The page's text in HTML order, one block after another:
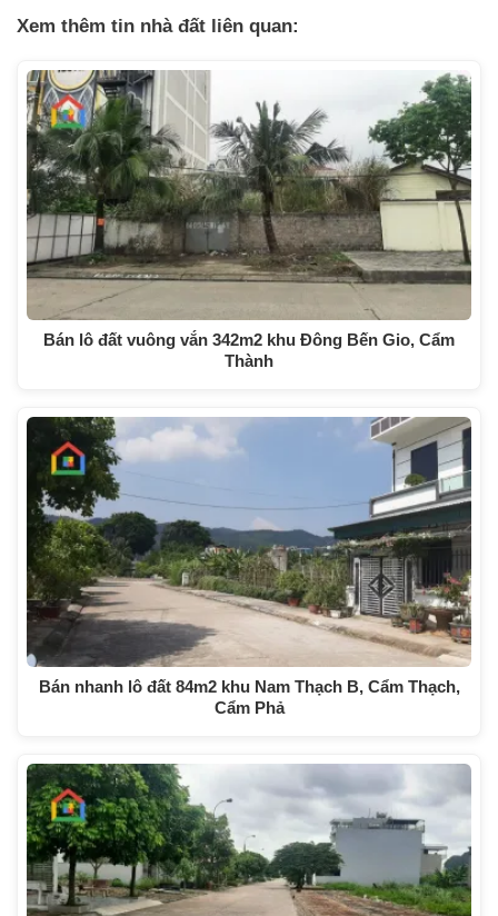
Xem thêm tin nhà đất liên quan:
Bán lô đất vuông vắn 342m2 khu Đông Bến Gio, Cẩm
Thành
Bán nhanh lô đất 84m2 khu Nam Thạch B, Cẩm Thạch,
Cẩm Phả